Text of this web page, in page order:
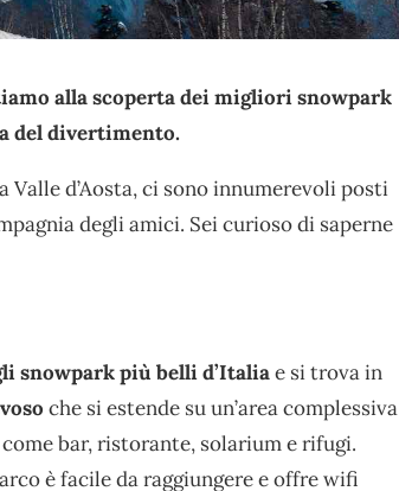
alla scoperta dei migliori snowpark
del divertimento.
d’Aosta, ci sono innumerevoli posti
degli amici. Sei curioso di saperne
snowpark più belli d’Italiae si trova in
che si estende su un’area complessiva
bar, ristorante, solarium e rifugi.
è facile da raggiungere e offre wifi